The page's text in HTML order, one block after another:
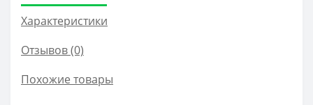
Характеристики
Отзывов (0)
Похожие товары